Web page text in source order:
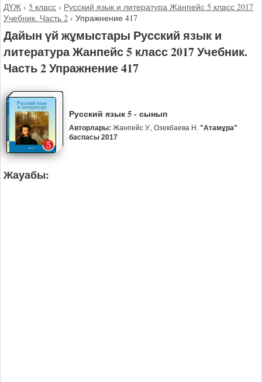
ДҮЖ › 5 класс › Русский язык и литература Жанпейс 5 класс 2017
Учебник. Часть 2 › Упражнение 417
Дайын үй жұмыстары Русский язык и
литература Жанпейс 5 класс 2017 Учебник.
Часть 2 Упражнение 417
Русский язык 5 - сынып
Авторлары: Жанпейс У., Озекбаева Н. "Атамұра"
баспасы 2017
Жауабы: